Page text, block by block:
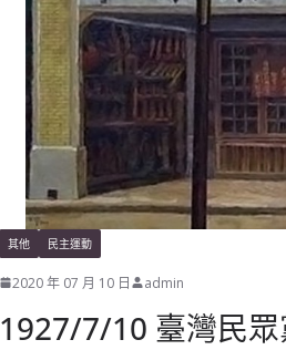
其他 民主運動
2020 年 07 月 10 日 admin
1927/7/10 臺灣民